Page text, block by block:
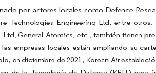
por actores locales como Defence
Technologies Engineering Ltd, entre otros.
General Atomics, etc., también tienen
empresas locales están ampliando su
en diciembre de 2021, Korean Air